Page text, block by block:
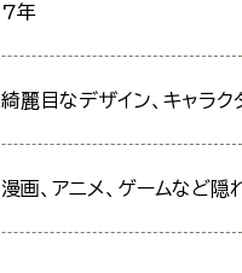
7年
綺麗目なデザイン、キャラ
漫画、アニメ、ゲームなど隠